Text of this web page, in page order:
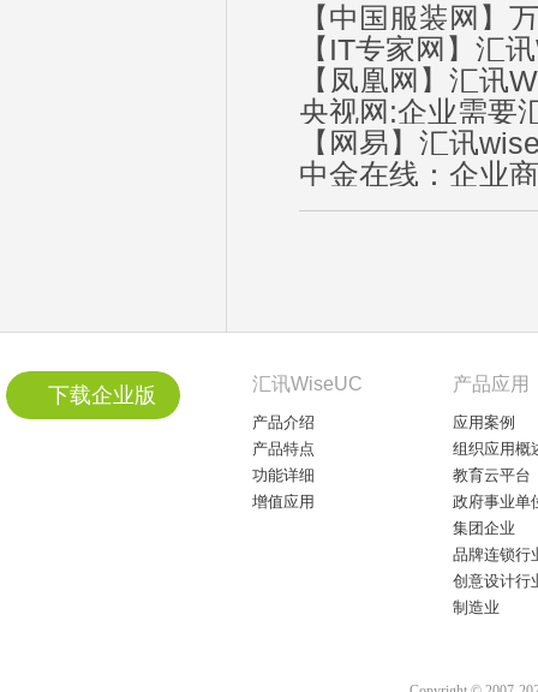
【中国服装网】
牌战略
【IT专家网】汇
【凤凰网】汇讯
央视网:企业需要
【网易】汇讯
中金在线：企业
下载企业版 汇讯WiseUC
产品介绍
产品特点
功能详细
增值应用
产品应用
应用案例
组织应用概
教育云平台
政府事业单
集团企业
品牌连锁行
创意设计行
制造业